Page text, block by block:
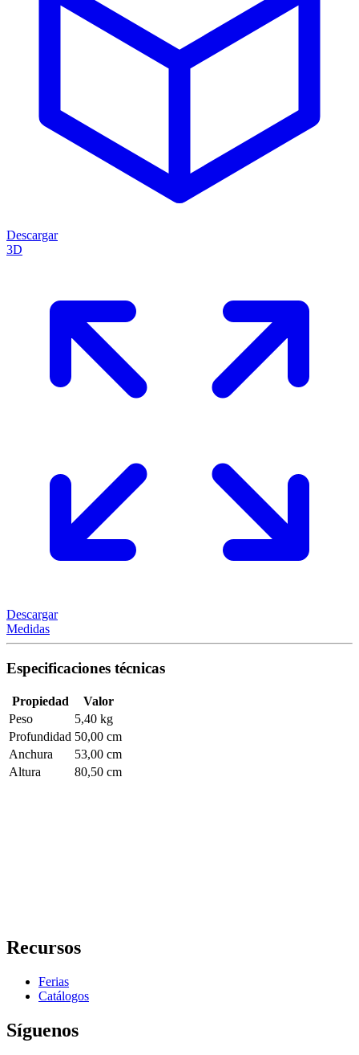
Descargar
3D
Descargar
Medidas
Especificaciones técnicas
Propiedad
Valor
Peso
5,40 kg
Profundidad 50,00 cm
Anchura
53,00 cm
Altura
80,50 cm
Recursos
Ferias
Catálogos
Síguenos